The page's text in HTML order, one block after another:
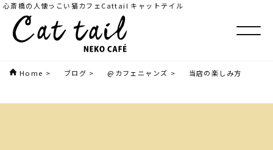
心斎橋の人懐っこい猫カフェCattail キャットテイル
Home > ブログ > @カフェニャンズ > 当店の楽しみ方